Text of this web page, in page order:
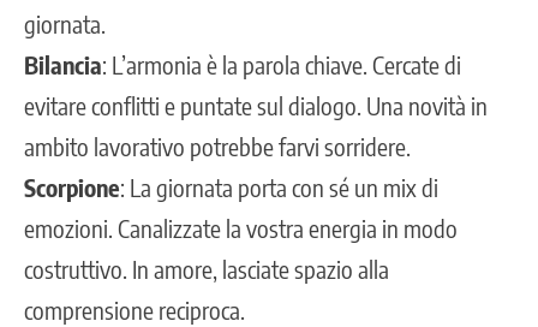
giornata.
Bilancia: L’armonia è la parola chiave. Cercate di
evitare conflitti e puntate sul dialogo. Una novità in
ambito lavorativo potrebbe farvi sorridere.
Scorpione: La giornata porta con sé un mix di
emozioni. Canalizzate la vostra energia in modo
costruttivo. In amore, lasciate spazio alla
comprensione reciproca.